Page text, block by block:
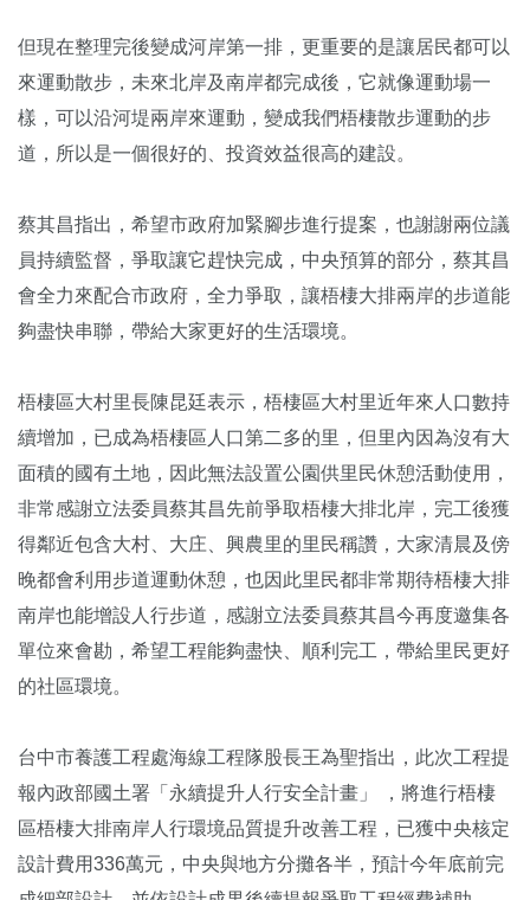
但現在整理完後變成河岸第一排，更重要的是讓居民都可以
來運動散步，未來北岸及南岸都完成後，它就像運動場一
樣，可以沿河堤兩岸來運動，變成我們梧棲散步運動的步
道，所以是一個很好的、投資效益很高的建設。
蔡其昌指出，希望市政府加緊腳步進行提案，也謝謝兩位議
員持續監督，爭取讓它趕快完成，中央預算的部分，蔡其昌
會全力來配合市政府，全力爭取，讓梧棲大排兩岸的步道能
夠盡快串聯，帶給大家更好的生活環境。
梧棲區大村里長陳昆廷表示，梧棲區大村里近年來人口數持
續增加，已成為梧棲區人口第二多的里，但里內因為沒有大
面積的國有土地，因此無法設置公園供里民休憩活動使用，
非常感謝立法委員蔡其昌先前爭取梧棲大排北岸，完工後獲
得鄰近包含大村、大庄、興農里的里民稱讚，大家清晨及傍
晚都會利用步道運動休憩，也因此里民都非常期待梧棲大排
南岸也能增設人行步道，感謝立法委員蔡其昌今再度邀集各
單位來會勘，希望工程能夠盡快、順利完工，帶給里民更好
的社區環境。
台中市養護工程處海線工程隊股長王為聖指出，此次工程提
報內政部國土署「永續提升人行安全計畫」 ，將進行梧棲
區梧棲大排南岸人行環境品質提升改善工程，已獲中央核定
設計費用336萬元，中央與地方分攤各半，預計今年底前完